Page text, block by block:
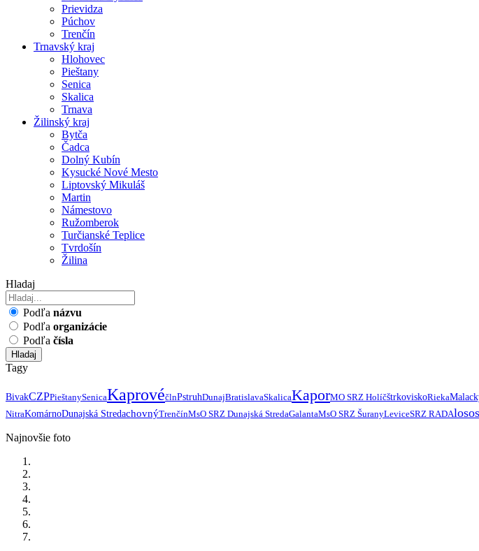
Prievidza
Púchov
Trenčín
Trnavský kraj
Hlohovec
Pieštany
Senica
Skalica
Trnava
Žilinský kraj
Bytča
Čadca
Dolný Kubín
Kysucké Nové Mesto
Liptovský Mikuláš
Martin
Námestovo
Ružomberok
Turčianské Teplice
Tvrdošín
Žilina
Hladaj
Podľa názvu
Podľa organizácie
Podľa čísla
Hladaj
Tagy
BivakCZPPieštanySenicaKaprovéčlnPstruhDunajBratislavaSkalicaKaporMO SRZ HolíčštrkoviskoRieka
NitraKomárnoDunajská StredachovnýTrenčínMsO SRZ Dunajská StredaGalantaMsO SRZ ŠuranyLeviceSRZ RADA
Najnovšie foto